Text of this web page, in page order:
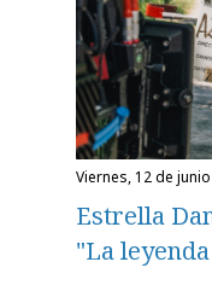
viernes, 12 de
Estrella
"La